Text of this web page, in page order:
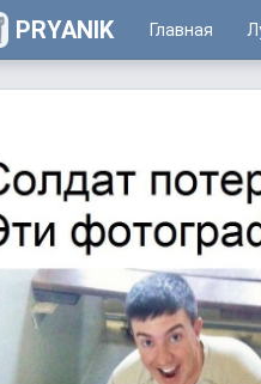
PRYANIK Главная